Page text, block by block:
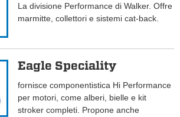
La divisione Performance di Walker. Offre
marmitte, collettori e sistemi cat-back.
Eagle Speciality
fornisce componentistica Hi Performance
per motori, come alberi, bielle e kit
stroker completi. Propone anche